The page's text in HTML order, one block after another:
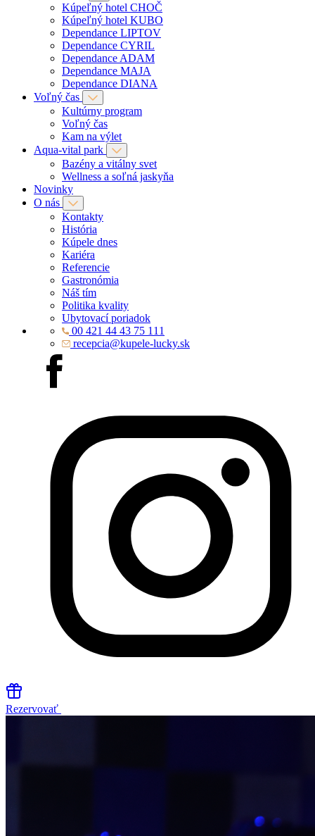
Kúpeľný hotel CHOČ
Kúpeľný hotel KUBO
Dependance LIPTOV
Dependance CYRIL
Dependance ADAM
Dependance MAJA
Dependance DIANA
Voľný čas
Kultúrny program
Voľný čas
Kam na výlet
Aqua-vital park
Bazény a vitálny svet
Wellness a soľná jaskyňa
Novinky
O nás
Kontakty
História
Kúpele dnes
Kariéra
Referencie
Gastronómia
Náš tím
Politika kvality
Ubytovací poriadok
00 421 44 43 75 111
recepcia@kupele-lucky.sk
Rezervovať